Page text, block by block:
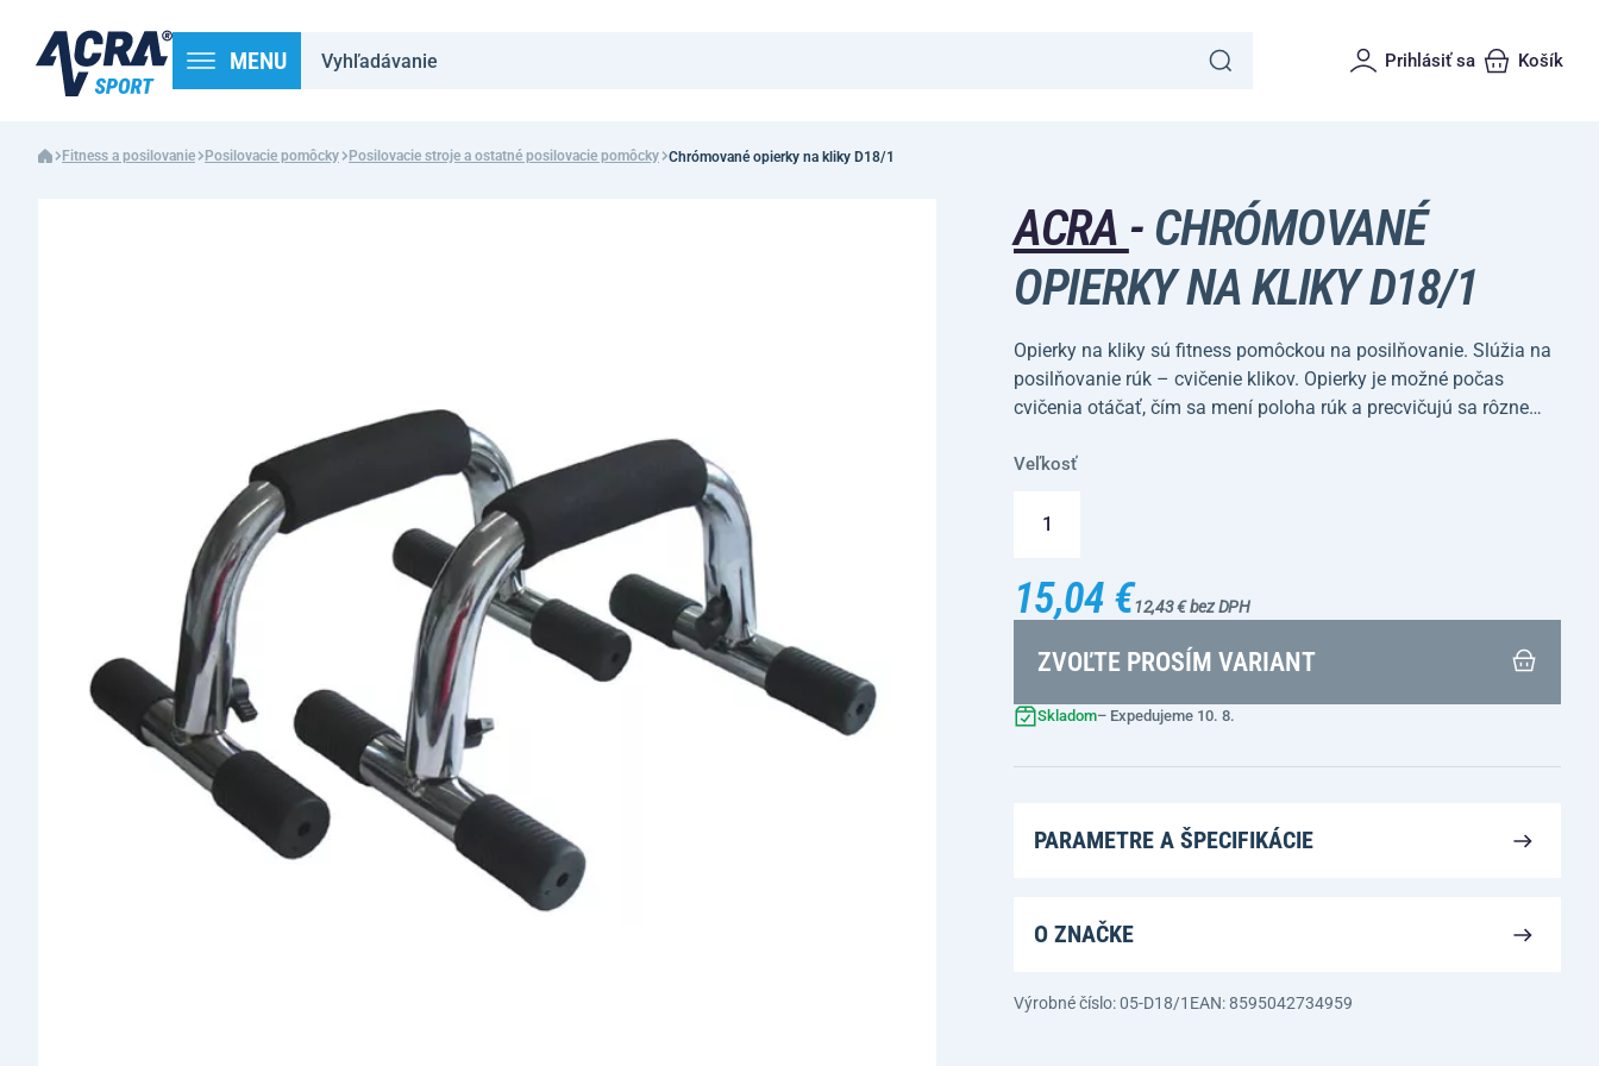
MENU Prihlásiť sa Košík
Fitness a posilovanie Posilovacie pomôcky Posilovacie stroje a ostatné posilovacie pomôcky Chrómované opierky na kliky D18/1
ACRA - CHRÓMOVANÉ
OPIERKY NA KLIKY D18/1
Opierky na kliky sú fitness pomôckou na posilňovanie. Slúžia na
posilňovanie rúk – cvičenie klikov. Opierky je možné počas
cvičenia otáčať, čím sa mení poloha rúk a precvičujú sa rôzne…
Veľkosť
1
15,04 €12,43 € bez DPH
ZVOĽTE PROSÍM VARIANT
Skladom– Expedujeme 10. 8.
PARAMETRE A ŠPECIFIKÁCIE
O ZNAČKE
Výrobné číslo: 05-D18/1 EAN: 8595042734959